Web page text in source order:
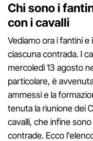
Chi sono i
con i cavalli
Vediamo ora i fantini
ciascuna contrada. I
mercoledì 13 agosto
particolare, è
ammessi e la
tenuta la riunione dei
cavalli, che infine
contrade. Ecco